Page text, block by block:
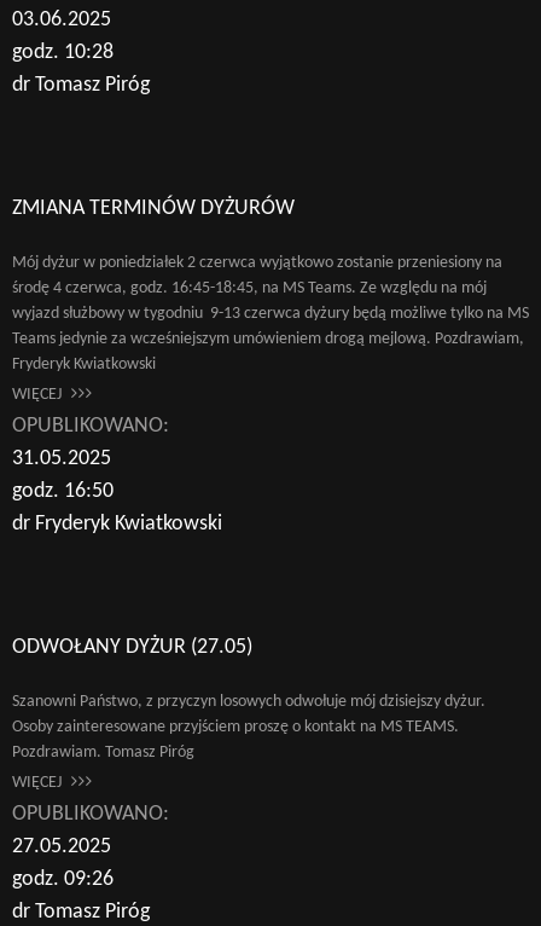
03.06.2025
godz. 10:28
dr Tomasz Piróg
ZMIANA TERMINÓW DYŻURÓW
Mój dyżur w poniedziałek 2 czerwca wyjątkowo zostanie przeniesiony na
środę 4 czerwca, godz. 16:45-18:45, na MS Teams. Ze względu na mój
wyjazd służbowy w tygodniu 9-13 czerwca dyżury będą możliwe tylko na MS
Teams jedynie za wcześniejszym umówieniem drogą mejlową. Pozdrawiam,
Fryderyk Kwiatkowski
WIĘCEJ
OPUBLIKOWANO:
31.05.2025
godz. 16:50
dr Fryderyk Kwiatkowski
ODWOŁANY DYŻUR (27.05)
Szanowni Państwo, z przyczyn losowych odwołuje mój dzisiejszy dyżur.
Osoby zainteresowane przyjściem proszę o kontakt na MS TEAMS.
Pozdrawiam. Tomasz Piróg
WIĘCEJ
OPUBLIKOWANO:
27.05.2025
godz. 09:26
dr Tomasz Piróg